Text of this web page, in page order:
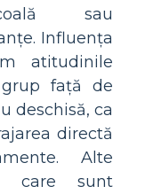
sau
Influența
atitudinile
față de
deschisă, ca
directă
Alte
care sunt